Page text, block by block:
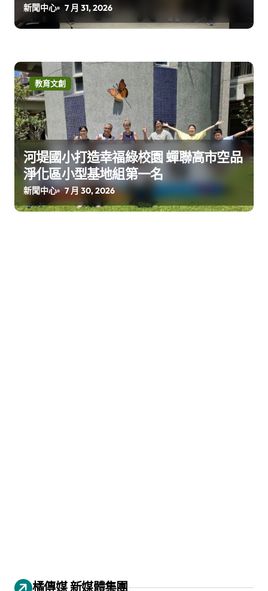
新聞中心 7 月 31, 2026
教育文創
河堤國小打造幸福綠校園 蟬聯高市空品
淨化區小型基地組第一名
新聞中心 7 月 30, 2026
橘傳媒 新媒體集團